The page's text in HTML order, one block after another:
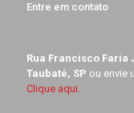
Entre em contato
Rua Francisco Faria
Taubaté, SP ou envie
Clique aqui.